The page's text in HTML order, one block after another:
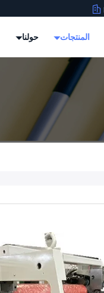
المنتجات حولنا